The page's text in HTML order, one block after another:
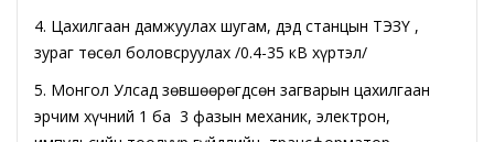
Ус цаг уур, орчны шинжилгээний төв
Хүүхэд, гэр бүлийн хөгжил, хамгааллын газар
4. Цахилгаан дамжуулах шугам, дэд станцын ТЭЗҮ ,
зураг төсөл боловсруулах /0.4-35 кВ хүртэл/
5. Монгол Улсад зөвшөөрөгдсөн загварын цахилгаан
эрчим хүчний 1 ба 3 фазын механик, электрон,